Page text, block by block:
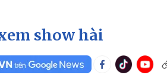
Infographic
show hài